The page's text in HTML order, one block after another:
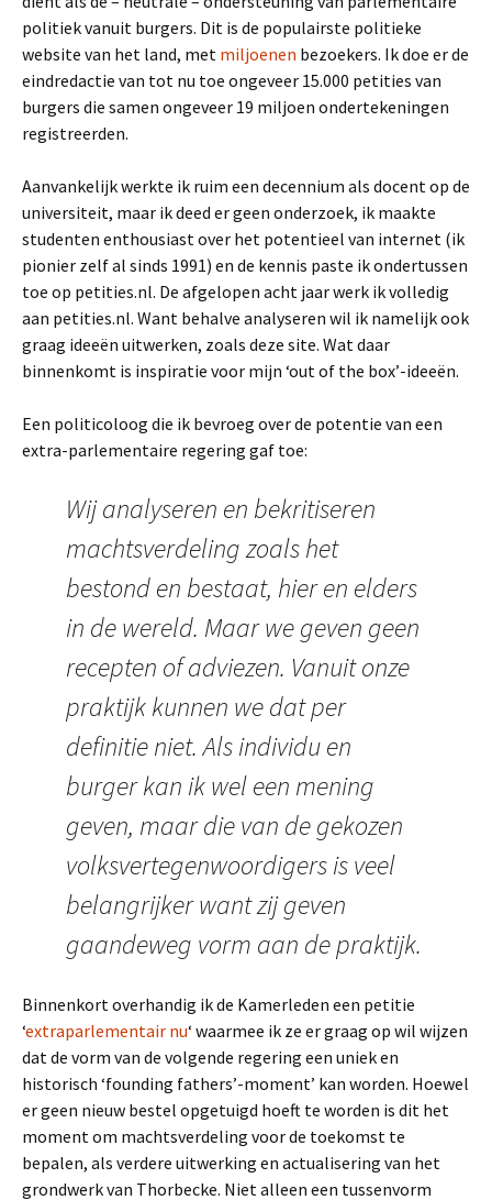
politiek vanuit burgers. Dit is de populairste politieke
website van het land, met miljoenen bezoekers. Ik doe er de
eindredactie van tot nu toe ongeveer 15.000 petities van
burgers die samen ongeveer 19 miljoen ondertekeningen
registreerden.
Aanvankelijk werkte ik ruim een decennium als docent op de
universiteit, maar ik deed er geen onderzoek, ik maakte
studenten enthousiast over het potentieel van internet (ik
pionier zelf al sinds 1991) en de kennis paste ik ondertussen
toe op petities.nl. De afgelopen acht jaar werk ik volledig
aan petities.nl. Want behalve analyseren wil ik namelijk ook
graag ideeën uitwerken, zoals deze site. Wat daar
binnenkomt is inspiratie voor mijn ‘out of the box’-ideeën.
Een politicoloog die ik bevroeg over de potentie van een
extra-parlementaire regering gaf toe:
Wij analyseren en bekritiseren
machtsverdeling zoals het
bestond en bestaat, hier en elders
in de wereld. Maar we geven geen
recepten of adviezen. Vanuit onze
praktijk kunnen we dat per
definitie niet. Als individu en
burger kan ik wel een mening
geven, maar die van de gekozen
volksvertegenwoordigers is veel
belangrijker want zij geven
gaandeweg vorm aan de praktijk.
Binnenkort overhandig ik de Kamerleden een petitie
‘extraparlementair nu‘ waarmee ik ze er graag op wil wijzen
dat de vorm van de volgende regering een uniek en
historisch ‘founding fathers’-moment’ kan worden. Hoewel
er geen nieuw bestel opgetuigd hoeft te worden is dit het
moment om machtsverdeling voor de toekomst te
bepalen, als verdere uitwerking en actualisering van het
grondwerk van Thorbecke. Niet alleen een tussenvorm